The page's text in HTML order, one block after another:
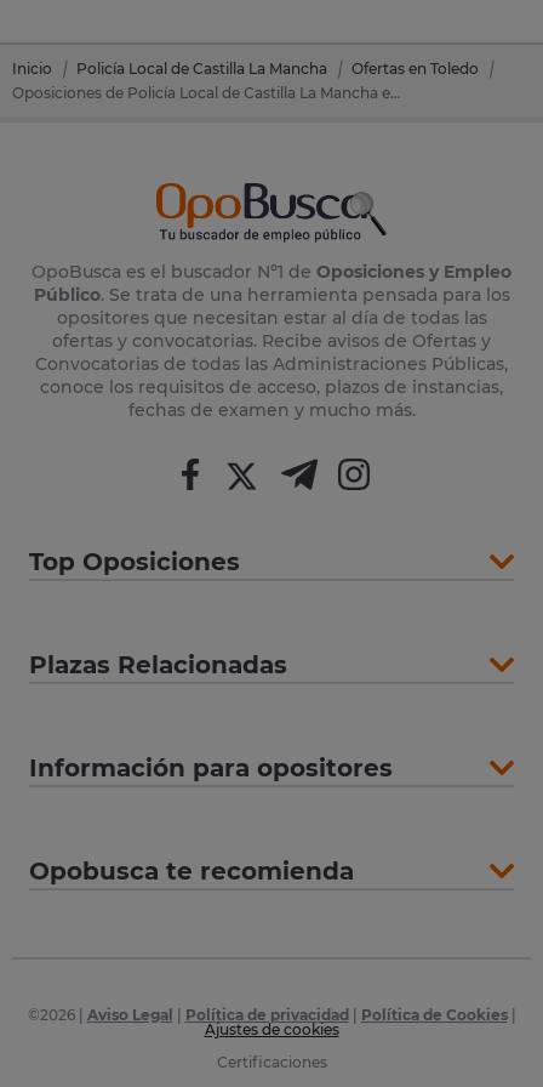
Inicio Policía Local de Castilla La Mancha
Ofertas en Toledo
Oposiciones de Policía Local de Castilla La Mancha en Yuncos (Toledo)
OpoBusca es el buscador Nº1 de Oposiciones y Empleo
Público. Se trata de una herramienta pensada para los
opositores que necesitan estar al día de todas las
ofertas y convocatorias. Recibe avisos de Ofertas y
Convocatorias de todas las Administraciones Públicas,
conoce los requisitos de acceso, plazos de instancias,
fechas de examen y mucho más.
Top Oposiciones
Plazas Relacionadas
Información para opositores
Opobusca te recomienda
©2026| Aviso Legal Política de privacidad Política de Cookies|
Ajustes de cookies
Certificaciones